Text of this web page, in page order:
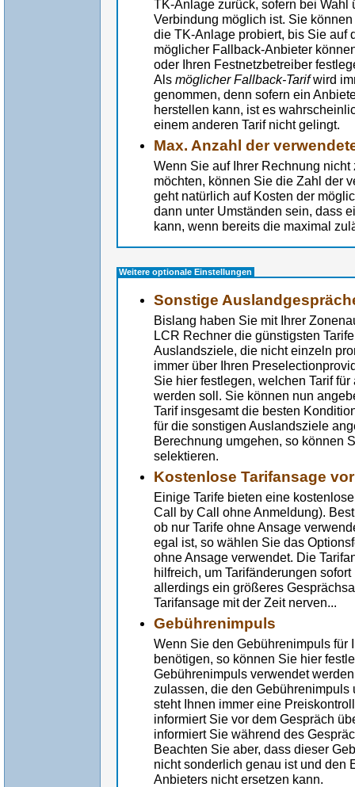
TK-Anlage zurück, sofern bei
Verbindung möglich ist. Sie
die TK-Anlage probiert, bis Sie auf
möglicher Fallback-Anbieter
oder Ihren Festnetzbetreiber
Als möglicher Fallback-Tarifwird
genommen, denn sofern ein
herstellen kann, ist es
einem anderen Tarif nicht gelingt.
Max. Anzahl der
Wenn Sie auf Ihrer Rechnung
möchten, können Sie die Zahl der
geht natürlich auf Kosten der
dann unter Umständen sein, dass
kann, wenn bereits die maximal
Weitere optionale Einstellungen
Sonstige
Bislang haben Sie mit Ihrer
LCR Rechner die günstigsten
Auslandsziele, die nicht einzeln
immer über Ihren
Sie hier festlegen, welchen Tarif
werden soll. Sie können nun
Tarif insgesamt die besten
für die sonstigen Auslandsziele
Berechnung umgehen, so können
selektieren.
Kostenlose Tarifansage
Einige Tarife bieten eine
Call by Call ohne Anmeldung).
ob nur Tarife ohne Ansage
egal ist, so wählen Sie das
ohne Ansage verwendet. Die
hilfreich, um Tarifänderungen
allerdings ein größeres
Tarifansage mit der Zeit nerven...
Gebührenimpuls
Wenn Sie den Gebührenimpuls für
benötigen, so können Sie hier
Gebührenimpuls verwendet
zulassen, die den
steht Ihnen immer eine
informiert Sie vor dem Gespräch
informiert Sie während des
Beachten Sie aber, dass dieser
nicht sonderlich genau ist und den
Anbieters nicht ersetzen kann.